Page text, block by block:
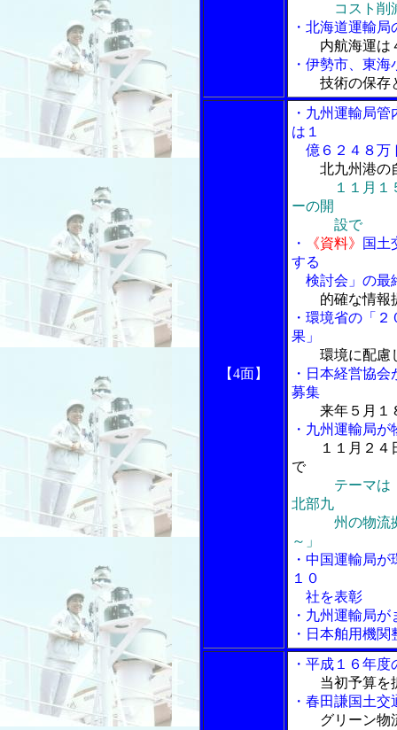
コスト削
・北海道運輸
内航海運は
・伊勢市、東
技術の保存
【4面】
・九州運輸局
は１
億６２４８万
北九州港の
１１月
ーの開
設で
・
《資料》
国土
する
検討会」の最
的確な情報
・環境省の「
果」
環境に配慮
・日本経営協
募集
来年５月１
・九州運輸局
１１月２
で
テーマは
北部九
州の物流拠
～」
・中国運輸局
１０
社を表彰
・九州運輸局
・日本舶用機
・平成１６年
当初予算を
・春田謙国土
グリーン物